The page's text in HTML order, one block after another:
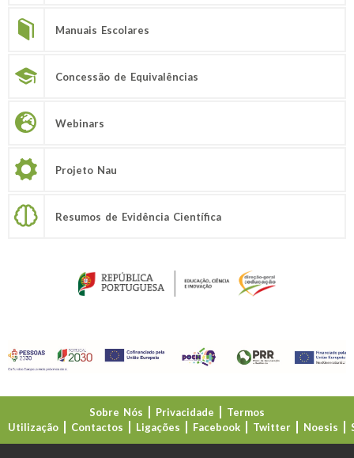
Manuais Escolares
Concessão de Equivalências
Webinars
Projeto Nau
Resumos de Evidência Científica
Sobre Nós Privacidade
Termos
Utilização
Contactos Ligações Facebook Twitter Noesis